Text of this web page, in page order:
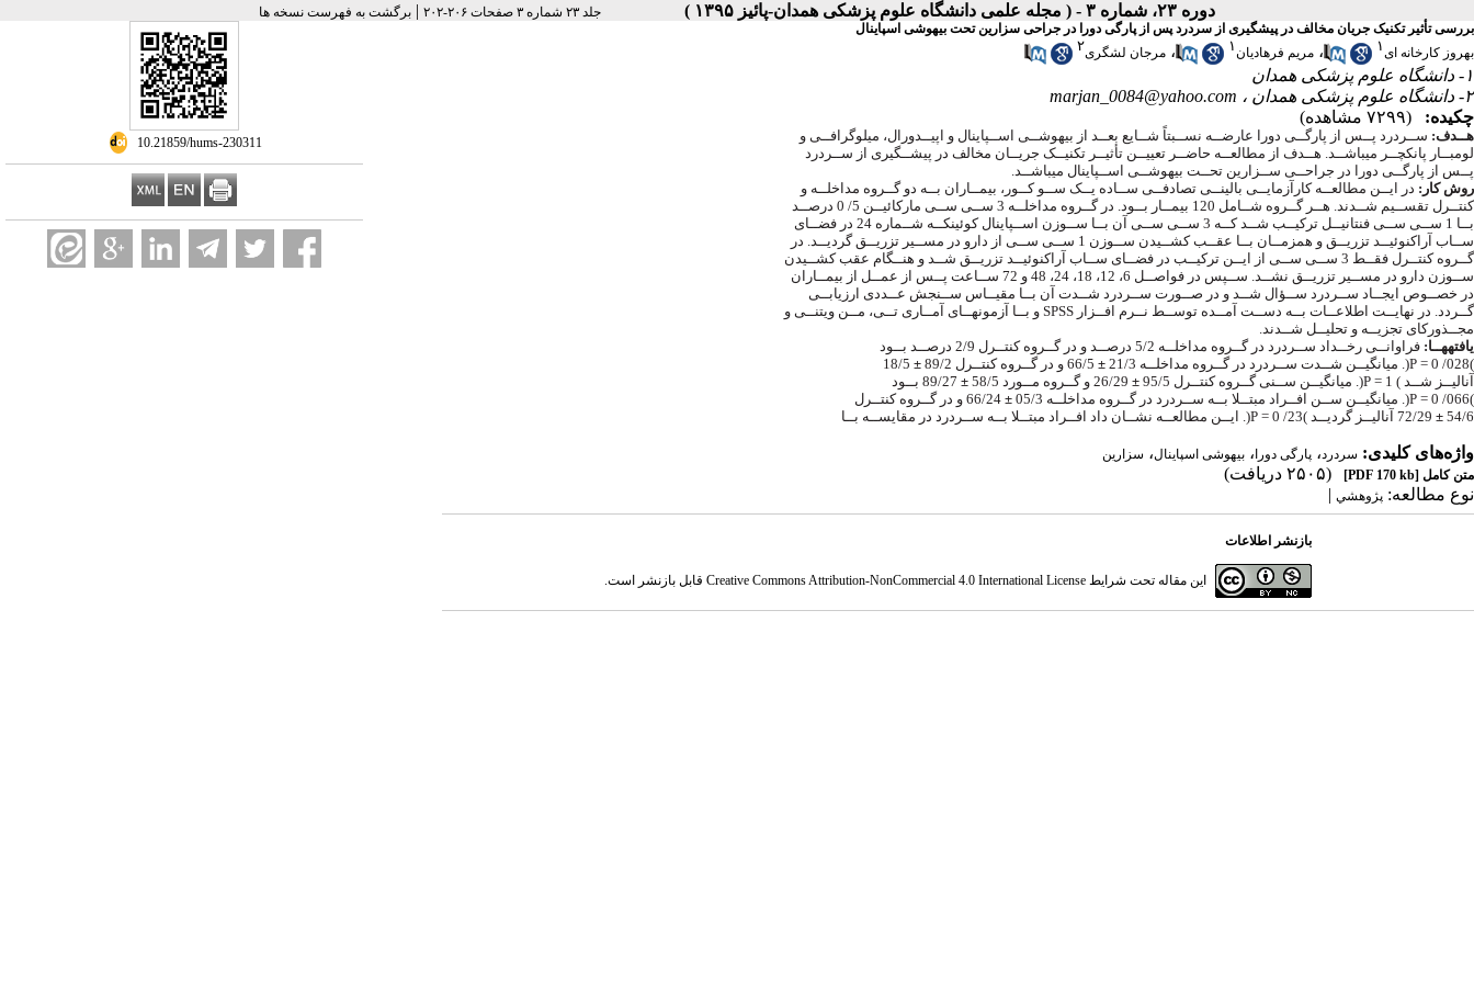
دوره ۲۳، شماره ۳ - ( مجله علمی دانشگاه علوم پزشکی همدان-پائیز ۱۳۹۵ ) جلد ۲۳ شماره ۳ صفحات ۲۰۶-۲۰۲ | برگشت به فهرست نسخه ها
‎ 10.21859/hums-230311
بررسی تأثیر تکنیک جریان مخالف در پیشگیری از سردرد پس از پارگی دورا در جراحی سزارین تحت بیهوشی اسپاینال
بهروز کارخانه ای۱ ، مریم فرهادیان۱ ، مرجان لشگری۲
۱- دانشگاه علوم پزشکی همدان
۲- دانشگاه علوم پزشکی همدان ،
marjan_0084@yahoo.com
چکیده:
(۷۲۹۹ مشاهده)
هــدف: ســردرد پــس از پارگــی دورا عارضــه نســبتاً شــایع بعــد از بیهوشــی اســپاینال و اپیــدورال، میلوگرافــی و
لومبــار پانکچــر میباشــد. هــدف از مطالعــه حاضــر تعییــن تأثیــر تکنیــک جریــان مخالف در پیشــگیری از ســردرد
پــس از پارگــی دورا در جراحــی ســزارین تحــت بیهوشــی اســپاینال میباشــد.
روش کار: در ایــن مطالعــه کارآزمایــی بالینــی تصادفــی ســاده یــک ســو کــور، بیمــاران بــه دو گــروه مداخلــه و
کنتــرل تقســیم شــدند. هــر گــروه شــامل 120 بیمــار بــود. در گــروه مداخلــه 3 ســی ســی مارکائیــن 5/ 0 درصــد
بــا 1 ســی ســی فنتانیــل ترکیــب شــد کــه 3 ســی ســی آن بــا ســوزن اســپاینال کوئینکــه شــماره 24 در فضــای
ســاب آراکنوئیــد تزریــق و همزمــان بــا عقــب کشــیدن ســوزن 1 ســی ســی از دارو در مســیر تزریــق گردیــد. در
گــروه کنتــرل فقــط 3 ســی ســی از ایــن ترکیــب در فضــای ســاب آراکنوئیــد تزریــق شــد و هنــگام عقب کشــیدن
ســوزن دارو در مســیر تزریــق نشــد. ســپس در فواصــل 6، 12، 18، 24، 48 و 72 ســاعت پــس از عمــل از بیمــاران
در خصــوص ایجــاد ســردرد ســؤال شــد و در صــورت ســردرد شــدت آن بــا مقیــاس ســنجش عــددی ارزیابــی
گــردد. در نهایــت اطلاعــات بــه دســت آمــده توســط نــرم افــزار SPSS و بــا آزمونهــای آمــاری تــی، مــن ویتنــی و
مجــذورکای تجزیــه و تحلیــل شــدند.
یافتههــا: فراوانــی رخــداد ســردرد در گــروه مداخلــه 5/2 درصــد و در گــروه کنتــرل 2/9 درصــد بــود
)028/ 0 =
P(. میانگیــن شــدت ســردرد در گــروه مداخلــه 21/3 ± 66/5 و در گــروه کنتــرل 89/2 ±
18/5
آنالیــز شــد ) 1 =
P(. میانگیــن ســنی گــروه کنتــرل 95/5 ± 26/29 و گــروه مــورد 58/5 ± 89/27 بــود
)066/ 0 =
P(. میانگیــن ســن افــراد مبتــلا بــه ســردرد در گــروه مداخلــه 05/3 ± 66/24 و در گــروه کنتــرل
54/6
± 72/29 آنالیــز گردیــد )23/ 0 = P(. ایــن مطالعــه نشــان داد افــراد مبتــلا بــه ســردرد در مقایســه بــا
واژه‌های کلیدی: سردرد ، پارگی دورا، بیهوشی اسپاینال، سزارین
متن کامل [PDF 170 kb]
(۲۵۰۵ دریافت)
نوع مطالعه: پژوهشي |
بازنشر اطلاعات
این مقاله تحت شرایط Creative Commons Attribution-NonCommercial 4.0 International Licenseقابل بازنشر است.